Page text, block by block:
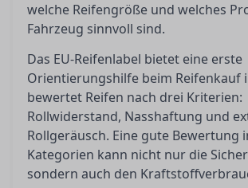
welche Reifengröße und welches
Fahrzeug sinnvoll sind.
Das EU-Reifenlabel bietet eine erste
Orientierungshilfe beim Reifenkauf
bewertet Reifen nach drei Kriterien:
Rollwiderstand, Nasshaftung und
Rollgeräusch. Eine gute Bewertung
Kategorien kann nicht nur die
sondern auch den